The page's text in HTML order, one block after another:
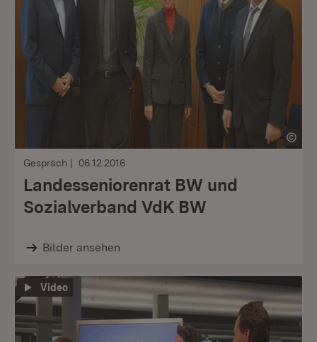
Gespräch 06.12.2016
Landesseniorenrat BW und
Sozialverband VdK BW
Bilder ansehen
Video